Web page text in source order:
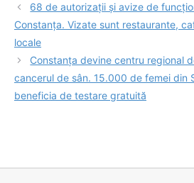
68 de autorizații și avize de
Constanța. Vizate sunt restaurante,
locale
Constanța devine centru regional
cancerul de sân. 15.000 de femei din
beneficia de testare gratuită